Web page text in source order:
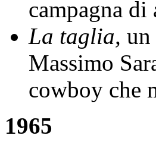
campagna
La taglia,
Massimo
cowboy che
1965